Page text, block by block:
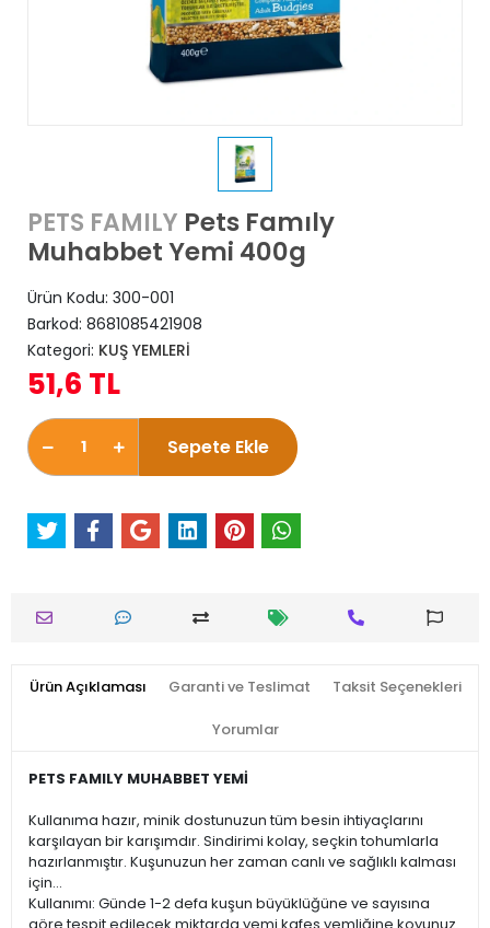
PETS FAMILY Pets Famıly
Muhabbet Yemi 400g
Ürün Kodu: 300-001
Barkod: 8681085421908
Kategori: KUŞ YEMLERİ
51,6 TL
Sepete Ekle
Ürün Açıklaması Garanti ve Teslimat Taksit Seçenekleri
Yorumlar
PETS FAMILY MUHABBET YEMİ
Kullanıma hazır, minik dostunuzun tüm besin ihtiyaçlarını
karşılayan bir karışımdır. Sindirimi kolay, seçkin tohumlarla
hazırlanmıştır. Kuşunuzun her zaman canlı ve sağlıklı kalması
için...
Kullanımı: Günde 1-2 defa kuşun büyüklüğüne ve sayısına